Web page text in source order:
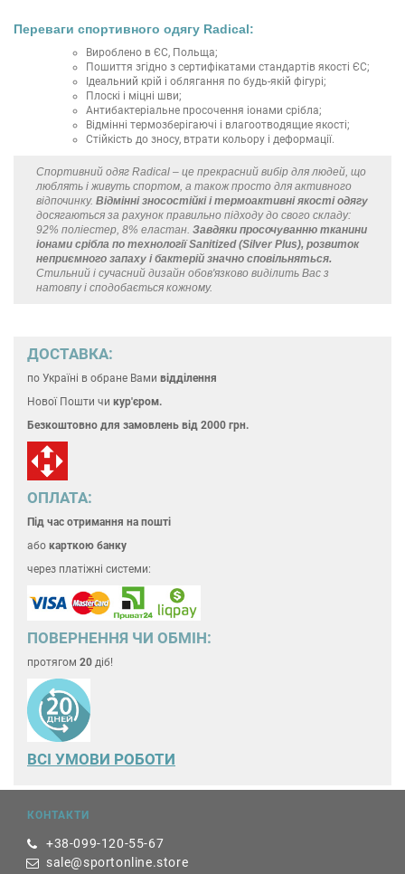
Переваги спортивного одягу Radical:
Вироблено в ЄС, Польща;
Пошиття згідно з сертифікатами стандартів якості ЄС;
Ідеальний крій і облягання по будь-якій фігурі;
Плоскі і міцні шви;
Антибактеріальне просочення іонами срібла;
Відмінні термозберігаючі і влагоотводящие якості;
Стійкість до зносу, втрати кольору і деформації.
Спортивний одяг Radical – це прекрасний вибір для людей, що
люблять і живуть спортом, а також просто для активного
відпочинку. Відмінні зносостійкі і термоактивні якості одягу
досягаються за рахунок правильно підходу до свого складу:
92% поліестер, 8% еластан. Завдяки просочуванню тканини
іонами срібла по технології Sanitized (Silver Plus), розвиток
неприємного запаху і бактерій значно сповільняться.
Стильний і сучасний дизайн обов'язково виділить Вас з
натовпу і сподобається кожному.
ДОСТАВКА:
по Україні в обране Вами відділення
Нової Пошти чи кур'єром.
Безкоштовно для замовлень від 2000 грн.
ОПЛАТА:
Під час отримання на пошті
або карткою банку
через платіжні системи:
ПОВЕРНЕННЯ ЧИ ОБМІН:
протягом 20 діб!
ВСІ УМОВИ РОБОТИ
КОНТАКТИ
+38-099-120-55-67
sale@sportonline.store